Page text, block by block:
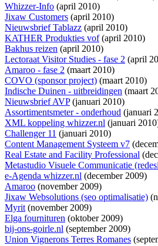
Whizzer-Info (april 2010)
Jixaw Customers (april 2010)
Nieuwsbrief Tablazz (april 2010)
KATHER Produkties vof(april 2010)
Bakhus reizen (april 2010)
Lectoraat Visitor Studies - fase 2 (april
Amaroo - fase 2 (maart 2010)
COVO (sponsor project) (maart 2010)
Indische Duinen - uitbreidingen (maart
Nieuwsbrief AVP(januari 2010)
Assortimentsmeter - onderhoud (januari
XML koppeling whizzer.nl (januari
Challenger 11 (januari 2010)
Content Management Systeem v7
Real Estate and Facility Professional
Metastudio Visuele Communicatie
e-Agenda whizzer.nl (december 2009)
Amaroo (november 2009)
Jixaw Websolutions (seo optimalisatie)
Myrit(november 2009)
Elga fournituren (oktober 2009)
bij-ons-goirle.nl (september 2009)
Union Vignerons Terres Romanes